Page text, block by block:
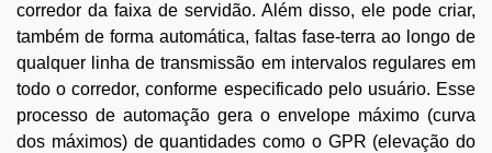
corredor da faixa de servidão. Além disso, ele pode criar,
também de forma automática, faltas fase-terra ao longo de
qualquer linha de transmissão em intervalos regulares em
todo o corredor, conforme especificado pelo usuário. Esse
processo de automação gera o envelope máximo (curva
dos máximos) de quantidades como o GPR (elevação do